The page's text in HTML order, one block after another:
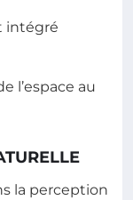
intégré
l’espace au
la perception